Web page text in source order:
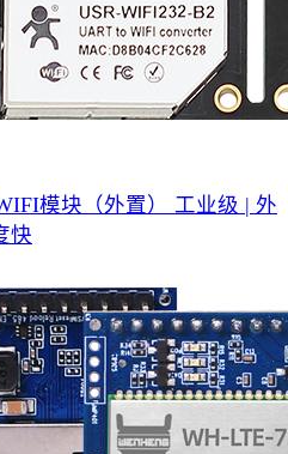
模块（外置）
工业级 | 外
快